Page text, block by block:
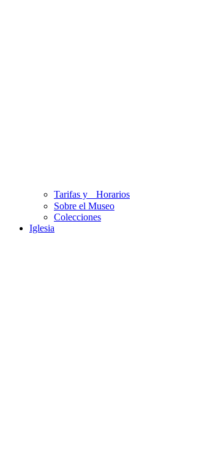
Tarifas y Horarios
Sobre el Museo
Colecciones
Iglesia